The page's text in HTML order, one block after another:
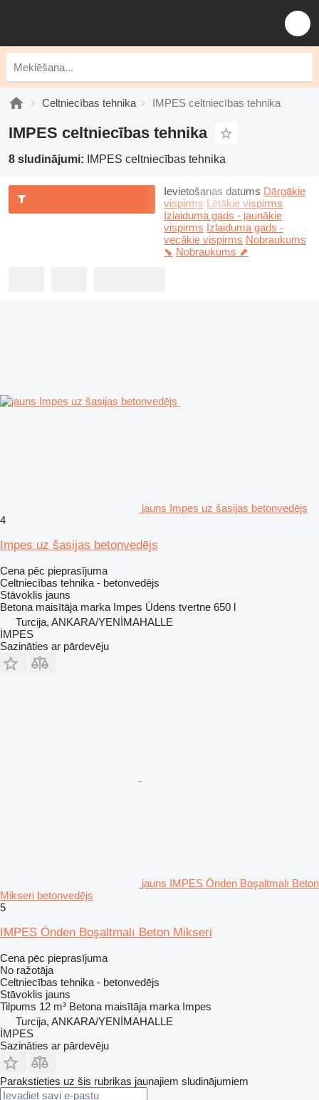
Celtniecības tehnika IMPES celtniecības tehnika
IMPES celtniecības tehnika
8 sludinājumi: IMPES celtniecības tehnika
Ievietošanas datums Dārgākie
vispirms Lētākie vispirms
Izlaiduma gads - jaunākie
vispirms Izlaiduma gads -
vecākie vispirms Nobraukums
⬊ Nobraukums ⬈
jauns Impes uz šasijas betonvedējs
4
Impes uz šasijas betonvedējs
Cena pēc pieprasījuma
Celtniecības tehnika - betonvedējs
Stāvoklis jauns
Betona maisītāja marka Impes Ūdens tvertne 650 l
Turcija, ANKARA/YENİMAHALLE
İMPES
Sazināties ar pārdevēju
jauns IMPES Önden Boşaltmalı Beton
Mikseri betonvedējs
5
IMPES Önden Boşaltmalı Beton Mikseri
Cena pēc pieprasījuma
No ražotāja
Celtniecības tehnika - betonvedējs
Stāvoklis jauns
Tilpums 12 m³ Betona maisītāja marka Impes
Turcija, ANKARA/YENİMAHALLE
İMPES
Sazināties ar pārdevēju
Parakstieties uz šis rubrikas jaunajiem sludinājumiem